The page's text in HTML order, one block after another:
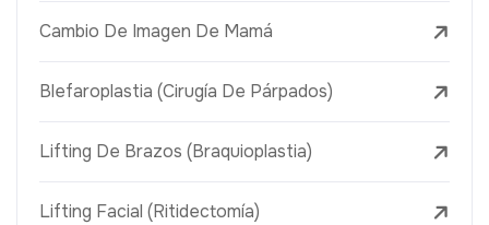
Cambio De Imagen De Mamá
Blefaroplastia (Cirugía De Párpados)
Lifting De Brazos (Braquioplastia)
Lifting Facial (Ritidectomía)